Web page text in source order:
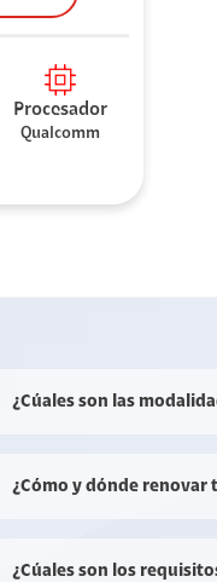
Procesador
Qualcomm
¿Cúales son las
¿Cómo y dónde renovar
¿Cúales son los